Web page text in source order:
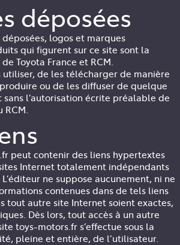
déposées
logos et marques
qui figurent sur ce site sont la
Toyota France et RCM.
de les télécharger de manière
ou de les diffuser de quelque
sans l’autorisation écrite préalable de
RCM.
peut contenir des liens hypertextes
Internet totalement indépendants
ne suppose aucunement, ni ne
contenues dans de tels liens
tout autre site Internet soient exactes,
Dès lors, tout accès à un autre
toys-motors.fr s’effectue sous la
pleine et entière, de l’utilisateur.